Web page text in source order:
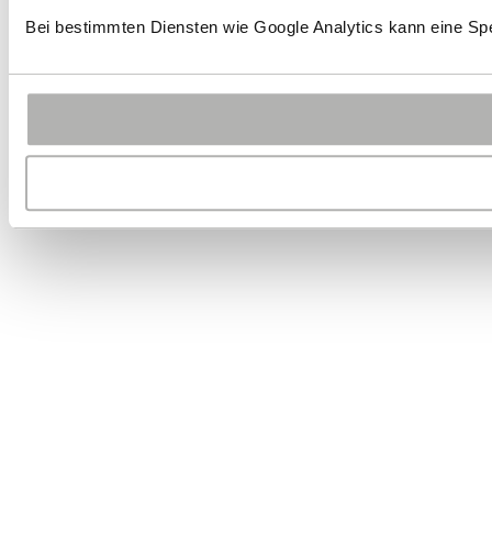
Bei bestimmten Diensten wie Google Analytics kann eine